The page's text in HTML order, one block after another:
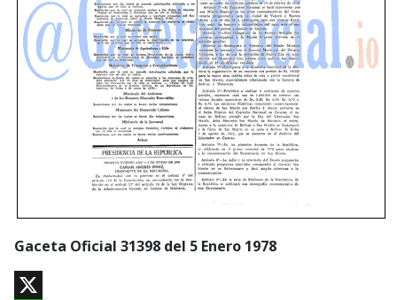
Gaceta Oficial 31398 del 5 Enero 1978